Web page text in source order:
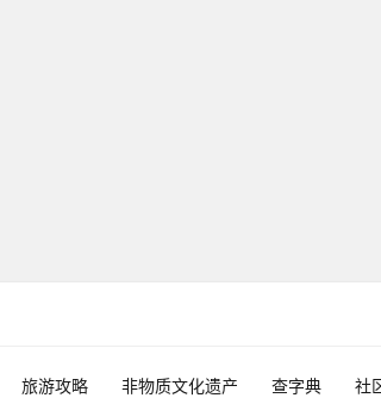
旅游攻略 非物质文化遗产 查字典 社